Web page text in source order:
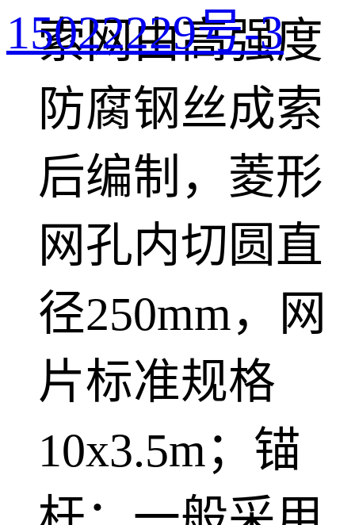
索网由高强度
防腐钢丝成索
后编制，菱形
网孔内切圆直
径250mm，网
片标准规格
10x3.5m；锚
15022229号-3